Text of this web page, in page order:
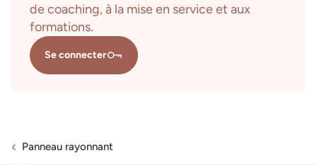
de coaching, à la mise en service et aux
formations.
Se connecter
Panneau rayonnant